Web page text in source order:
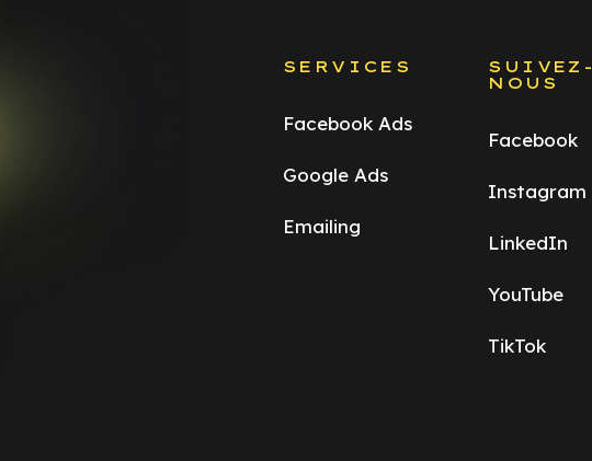
SERVICES
Facebook Ads
Google Ads
Emailing
SUIVEZ-
NOUS
Facebook
Instagram
LinkedIn
YouTube
TikTok